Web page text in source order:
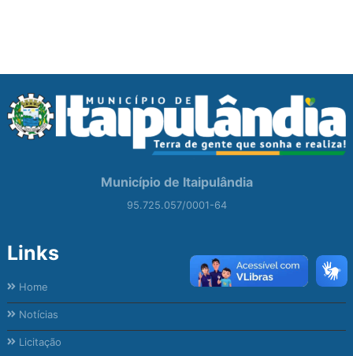
Município de Itaipulândia
95.725.057/0001-64
Links
Home
Notícias
Licitação